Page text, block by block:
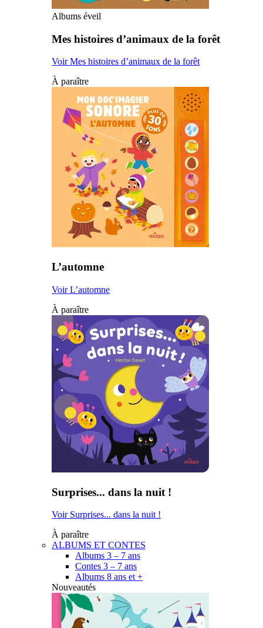
Albums éveil
Mes histoires d’animaux de la forêt
Voir Mes histoires d’animaux de la forêt
À paraître
L’automne
Voir L’automne
À paraître
Surprises... dans la nuit !
Voir Surprises... dans la nuit !
À paraître
ALBUMS ET CONTES
Albums 3 – 7 ans
Contes 3 – 7 ans
Albums 8 ans et +
Nouveautés